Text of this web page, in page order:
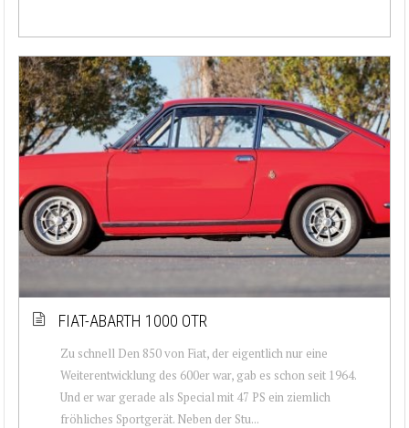
FIAT-ABARTH 1000 OTR
Zu schnell Den 850 von Fiat, der eigentlich nur eine
Weiterentwicklung des 600er war, gab es schon seit 1964.
Und er war gerade als Special mit 47 PS ein ziemlich
fröhliches Sportgerät. Neben der Stu...